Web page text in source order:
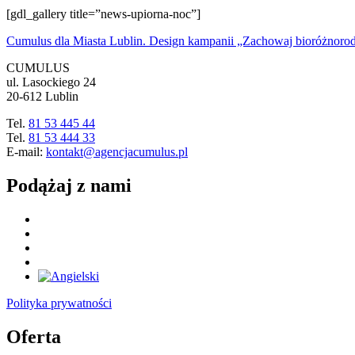
[gdl_gallery title=”news-upiorna-noc”]
Cumulus dla Miasta Lublin. Design kampanii „Zachowaj
CUMULUS
ul. Lasockiego 24
20-612 Lublin
Tel. 81 53 445 44
Tel. 81 53 444 33
E-mail: kontakt@agencjacumulus.pl
Podążaj z nami
Polityka prywatności
Oferta